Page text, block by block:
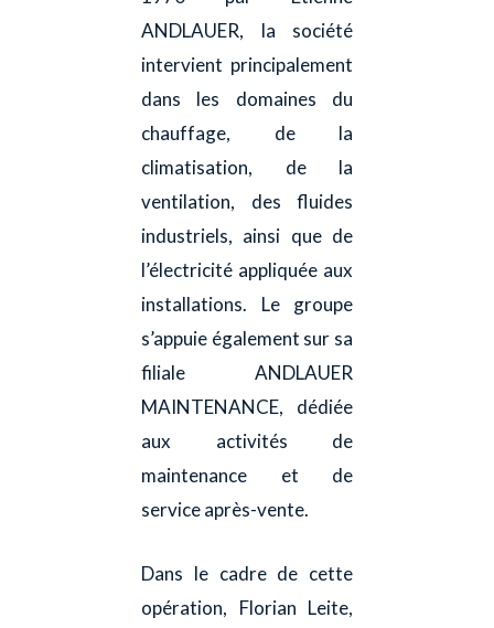
ANDLAUER, la société
intervient principalement
dans les domaines du
chauffage, de la
climatisation, de la
ventilation, des fluides
industriels, ainsi que de
l’électricité appliquée aux
installations. Le groupe
s’appuie également sur sa
filiale ANDLAUER
MAINTENANCE, dédiée
aux activités de
maintenance et de
service après-vente.
Dans le cadre de cette
opération, Florian Leite,